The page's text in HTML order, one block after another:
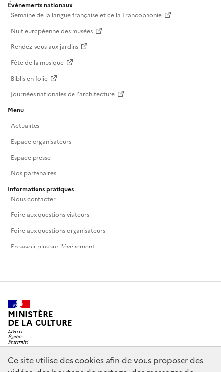
Ce site utilise des cookies afin de vous proposer des
Événements nationaux
Semaine de la langue française et de la Francophonie
Nuit européenne des musées
Rendez-vous aux jardins
Fête de la musique
Biblis en folie
Journées nationales de l'architecture
Menu
Actualités
Espace organisateurs
Espace presse
Nos partenaires
Informations pratiques
Nous contacter
Foire aux questions visiteurs
Foire aux questions organisateurs
En savoir plus sur l'événement
MINISTÈRE
DE LA CULTURE